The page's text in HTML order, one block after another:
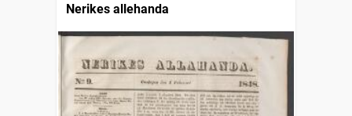
Nerikes allehanda